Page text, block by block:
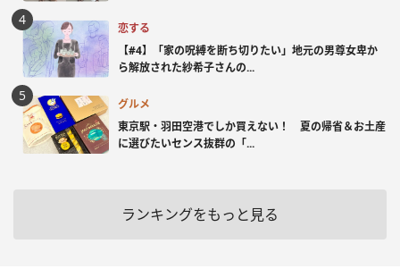
恋する
【#4】「家の呪縛を断ち切りたい」地元の男尊女卑か
ら解放された紗希子さんの...
グルメ
東京駅・羽田空港でしか買えない！ 夏の帰省＆お土産
に選びたいセンス抜群の「...
ランキングをもっと見る